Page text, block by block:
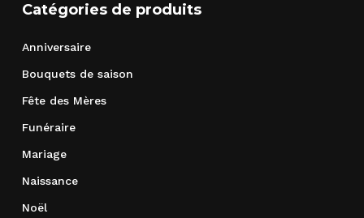
Catégories de produits
Anniversaire
Bouquets de saison
Fête des Mères
Funéraire
Mariage
Naissance
Noël